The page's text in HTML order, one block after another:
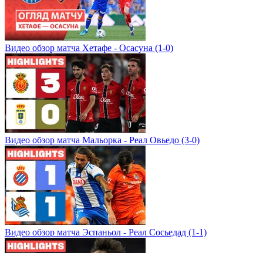
Видео обзор матча Хетафе - Осасуна (1-0)
Видео обзор матча Мальорка - Реал Овьедо (3-0)
Видео обзор матча Эспаньол - Реал Сосьедад (1-1)